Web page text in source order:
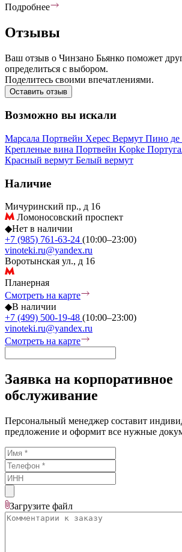
Подробнее
Отзывы
Ваш отзыв о Чинзано Бьянко поможет
определиться с выбором.
Поделитесь своими впечатлениями.
Оставить отзыв
Возможно вы искали
Марсала Портвейн Херес Вермут Пино
Крепленые вина Портвейн Kopke
Красный вермут Белый вермут
Наличие
Мичуринский пр., д 16
Ломоносовский проспект
◆Нет в наличии
+7 (985) 761-63-24 (10:00–23:00)
vinoteki.ru@yandex.ru
Воротынская ул., д 16
Планерная
Смотреть на карте
◆В наличии
+7 (499) 500-19-48 (10:00–23:00)
vinoteki.ru@yandex.ru
Смотреть на карте
Заявка на корпоративное
обслуживание
Персональный менеджер составит
предложение и оформит все нужные
Загрузите файл